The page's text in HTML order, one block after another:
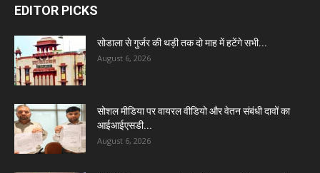
EDITOR PICKS
सोडाला से गुर्जर की थड़ी तक दो माह में हटेंगे सभी...
August 6, 2026
सोशल मीडिया पर वायरल वीडियो और वेतन संबंधी दावों का
आईआईएसडी...
August 6, 2026